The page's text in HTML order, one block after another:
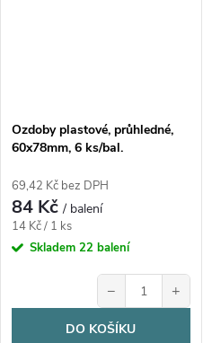
Ozdoby plastové, průhledné,
60x78mm, 6 ks/bal.
69,42 Kč bez DPH
84 Kč/ balení
Měrná
cena:
14 Kč / 1 ks
Skladem 22 balení
− +
DO KOŠÍKU